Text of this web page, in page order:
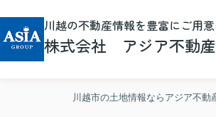
川越の不動産情報を豊富にご用意
株式会社 アジア不動産
川越市の土地情報ならアジア不動